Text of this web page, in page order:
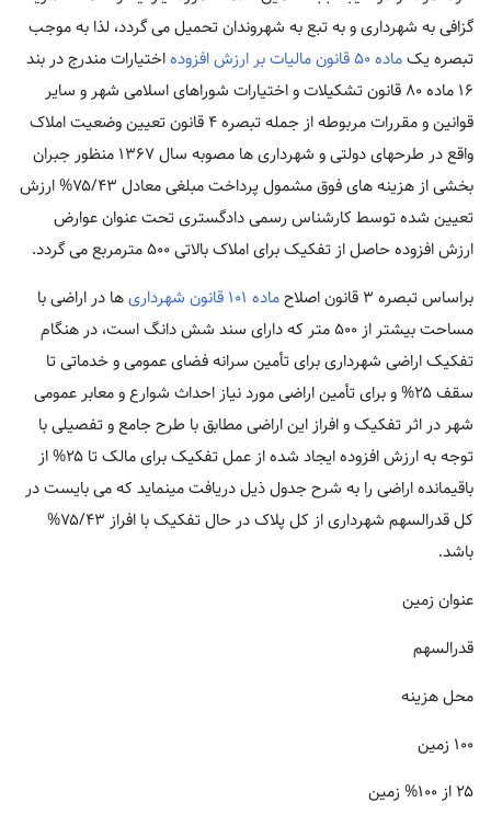
گزافی به شهرداری و به تبع به شهروندان تحمیل می گردد، لذا به موجب
تبصره یکماده ۵۰ قانون مالیات بر ارزش افزوده
اختیارات مندرج در بند
۱۶ ماده ۸۰ قانون تشکیلات و اختیارات شوراهای اسلامی شهر و سایر
قوانین و مقررات مربوطه از جمله تبصره ۴ قانون تعیین وضعیت املاک
واقع در طرحهای دولتی و شهرداری ها مصوبه سال ۱۳۶۷ منظور جبران
بخشی از هزینه های فوق مشمول پرداخت مبلغی معادل ۷۵/۴۳% ارزش
تعیین شده توسط کارشناس رسمی دادگستری تحت عنوان عوارض
ارزش افزوده حاصل از تفکیک برای املاک بالاتی ۵۰۰ مترمربع می گردد.
براساس تبصره ۳ قانون اصلاح
ماده ۱۰۱ قانون شهرداری
ها در اراضی با
مساحت بیشتر از ۵۰۰ متر که دارای سند شش دانگ است، در هنگام
تفکیک اراضی شهرداری برای تأمین سرانه فضای عمومی و خدماتی تا
سقف ۲۵% و برای تأمین اراضی مورد نیاز احداث شوارع و معابر عمومی
شهر در اثر تفکیک و افراز این اراضی مطابق با طرح جامع و تفصیلی با
توجه به ارزش افزوده ایجاد شده از عمل تفکیک برای مالک تا ۲۵% از
باقیمانده اراضی را به شرح جدول ذیل دریافت مینماید که می بایست در
کل قدرالسهم شهرداری از کل پلاک در حال تفکیک با افراز ۷۵/۴۳%
باشد.
عنوان زمین
قدرالسهم
محل هزینه
۱۰۰ زمین
۲۵ از ۱۰۰% زمین